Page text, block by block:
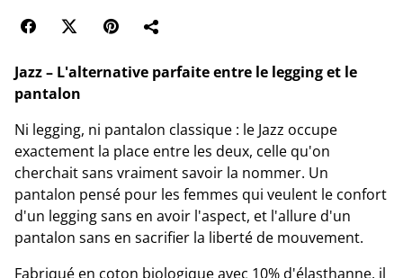
Jazz – L'alternative parfaite entre le legging et le
pantalon
Ni legging, ni pantalon classique : le Jazz occupe
exactement la place entre les deux, celle qu'on
cherchait sans vraiment savoir la nommer. Un
pantalon pensé pour les femmes qui veulent le confort
d'un legging sans en avoir l'aspect, et l'allure d'un
pantalon sans en sacrifier la liberté de mouvement.
Fabriqué en coton biologique avec 10% d'élasthanne, il